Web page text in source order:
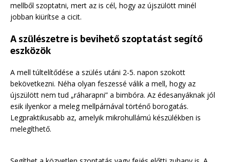
mellből szoptatni, mert az is cél, hogy az újszülött minél
jobban kiürítse a cicit.
A szülészetre is bevihető szoptatást segítő
eszközök
A mell túltelítődése a szülés utáni 2-5. napon szokott
bekövetkezni. Néha olyan feszessé válik a mell, hogy az
újszülött nem tud „ráharapni” a bimbóra. Az édesanyáknak jól
esik ilyenkor a meleg mellpárnával történő borogatás.
Legpraktikusabb az, amelyik mikrohullámú készülékben is
melegíthető.